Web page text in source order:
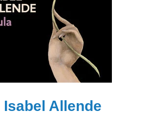
Isabel Allende